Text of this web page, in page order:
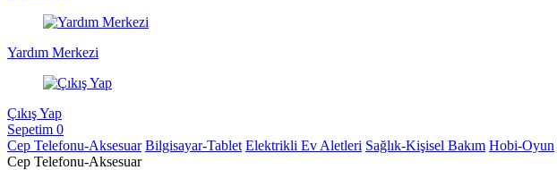
Yardım Merkezi
Çıkış Yap
Sepetim 0
Cep Telefonu-Aksesuar Bilgisayar-Tablet Elektrikli Ev Aletleri Sağlık-Kişisel Bakım Hobi-Oyun
Cep Telefonu-Aksesuar